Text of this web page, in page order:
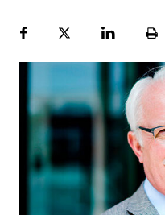
FacebookPlattformLinekdIn